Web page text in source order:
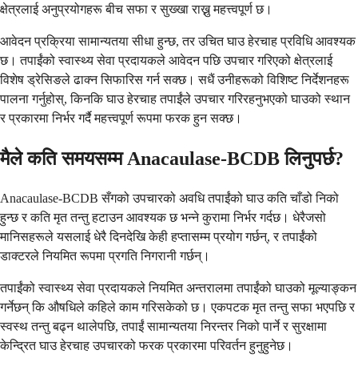
क्षेत्रलाई अनुप्रयोगहरू बीच सफा र सुख्खा राख्नु महत्त्वपूर्ण छ।
आवेदन प्रक्रिया सामान्यतया सीधा हुन्छ, तर उचित घाउ हेरचाह प्रविधि आवश्यक
छ। तपाईंको स्वास्थ्य सेवा प्रदायकले आवेदन पछि उपचार गरिएको क्षेत्रलाई
विशेष ड्रेसिङले ढाक्न सिफारिस गर्न सक्छ। सधैं उनीहरूको विशिष्ट निर्देशनहरू
पालना गर्नुहोस्, किनकि घाउ हेरचाह तपाईंले उपचार गरिरहनुभएको घाउको स्थान
र प्रकारमा निर्भर गर्दै महत्त्वपूर्ण रूपमा फरक हुन सक्छ।
मैले कति समयसम्म Anacaulase-BCDB लिनुपर्छ?
Anacaulase-BCDB सँगको उपचारको अवधि तपाईंको घाउ कति चाँडो निको
हुन्छ र कति मृत तन्तु हटाउन आवश्यक छ भन्ने कुरामा निर्भर गर्दछ। धेरैजसो
मानिसहरूले यसलाई धेरै दिनदेखि केही हप्तासम्म प्रयोग गर्छन्, र तपाईंको
डाक्टरले नियमित रूपमा प्रगति निगरानी गर्छन्।
तपाईंको स्वास्थ्य सेवा प्रदायकले नियमित अन्तरालमा तपाईंको घाउको मूल्याङ्कन
गर्नेछन् कि औषधिले कहिले काम गरिसकेको छ। एकपटक मृत तन्तु सफा भएपछि र
स्वस्थ तन्तु बढ्न थालेपछि, तपाईं सामान्यतया निरन्तर निको पार्ने र सुरक्षामा
केन्द्रित घाउ हेरचाह उपचारको फरक प्रकारमा परिवर्तन हुनुहुनेछ।